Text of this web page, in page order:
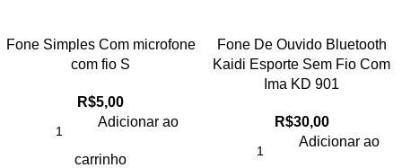
Fone Simples Com microfone
com fio S
R$5,00
Adicionar ao
carrinho
Fone De Ouvido Bluetooth
Kaidi Esporte Sem Fio Com
Ima KD 901
R$30,00
Adicionar ao